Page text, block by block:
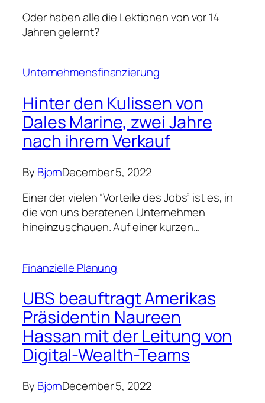
Oder haben alle die Lektionen von vor 14
Jahren gelernt?
Unternehmensfinanzierung
Hinter den Kulissen von
Dales Marine, zwei Jahre
nach ihrem Verkauf
By BjornDecember 5, 2022
Einer der vielen “Vorteile des Jobs” ist es, in
die von uns beratenen Unternehmen
hineinzuschauen. Auf einer kurzen…
Finanzielle Planung
UBS beauftragt Amerikas
Präsidentin Naureen
Hassan mit der Leitung von
Digital-Wealth-Teams
By BjornDecember 5, 2022